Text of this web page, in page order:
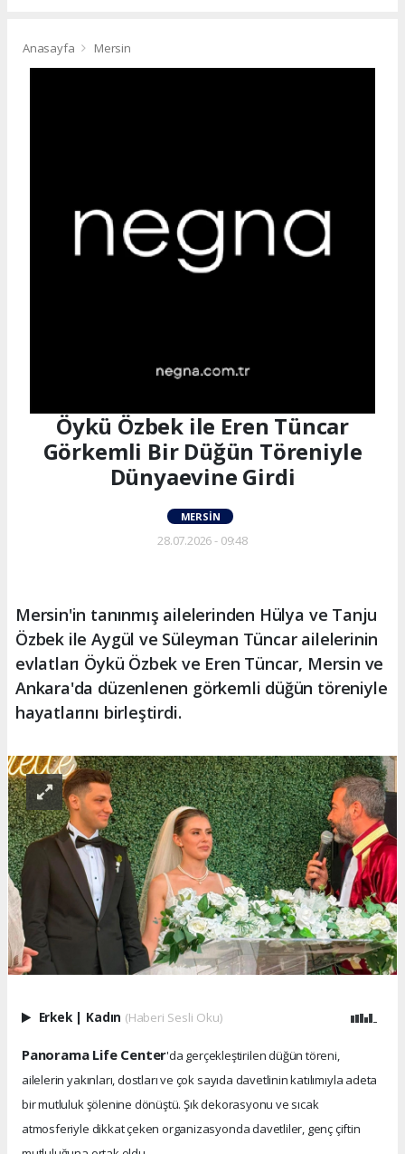
Anasayfa Mersin
Öykü Özbek ile Eren Tüncar
Görkemli Bir Düğün Töreniyle
Dünyaevine Girdi
MERSIN
28.07.2026 - 09:48
Mersin'in tanınmış ailelerinden Hülya ve Tanju
Özbek ile Aygül ve Süleyman Tüncar ailelerinin
evlatları Öykü Özbek ve Eren Tüncar, Mersin ve
Ankara'da düzenlenen görkemli düğün töreniyle
hayatlarını birleştirdi.
Erkek | Kadın (Haberi Sesli Oku)
Panorama Life Center'da gerçekleştirilen düğün töreni,
ailelerin yakınları, dostları ve çok sayıda davetlinin katılımıyla adeta
bir mutluluk şölenine dönüştü. Şık dekorasyonu ve sıcak
atmosferiyle dikkat çeken organizasyonda davetliler, genç çiftin